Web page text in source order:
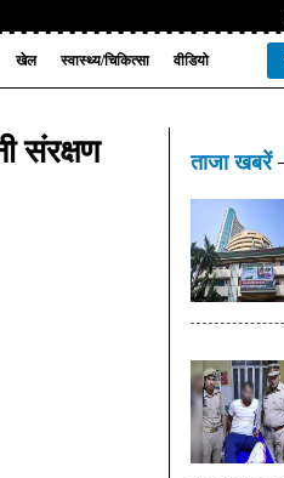
खेल स्वास्थ्य/चिकित्सा वीडियो
संरक्षण
ताजा खबरें